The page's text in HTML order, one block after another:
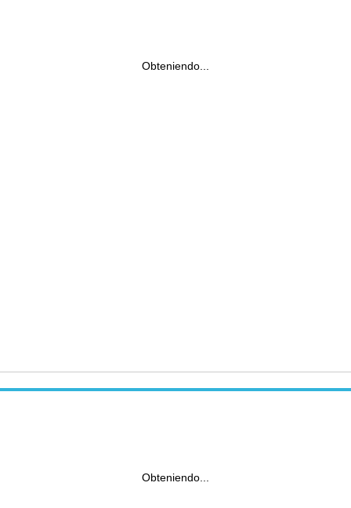
Obteniendo...
Obteniendo...